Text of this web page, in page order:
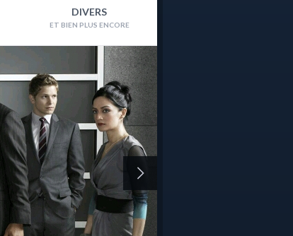
DIVERS